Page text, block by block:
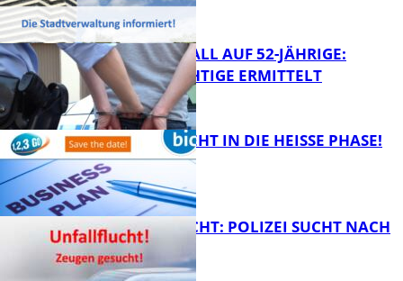
FB News
FB Kultur
FB News
RAUBÜBERFALL AUF 52-JÄHRIGE:
TATVERDÄCHTIGE ERMITTELT
1,2,3 GO® GEHT IN DIE HEISSE PHASE!
UNFALLFLUCHT: POLIZEI SUCHT NACH
ZEUGEN